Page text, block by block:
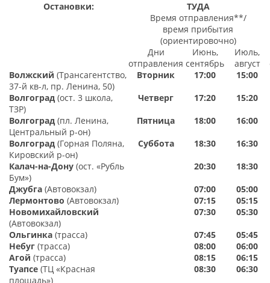
Остановки:
ТУДА
Время отправления**/
время прибытия
(ориентировочно)
Дни
отправления
Июнь,
сентябрь
Июль,
август
Волжский (Трансагентство,
37-й кв-л, пр. Ленина, 50)
Вторник
Четверг
Пятница
Суббота
17:00 15:00
Волгоград (ост. 3 школа,
ТЗР)
17:20
15:20
Волгоград (пл. Ленина,
Центральный р-он)
18:00
16:00
Волгоград (Горная Поляна,
Кировский р-он)
18:30
16:30
Калач-на-Дону (ост. «Рубль
Бум»)
20:30
18:30
Джубга (Автовокзал) 07:00
05:00
Лермонтово (Автовокзал) 07:15
05:15
Новомихайловский
(Автовокзал)
07:30
05:30
Ольгинка (трасса) 07:45
05:45
Небуг (трасса) 08:00
06:00
Агой (трасса) 08:15
06:15
Туапсе (ТЦ «Красная
площадь»)
08:30
06:30